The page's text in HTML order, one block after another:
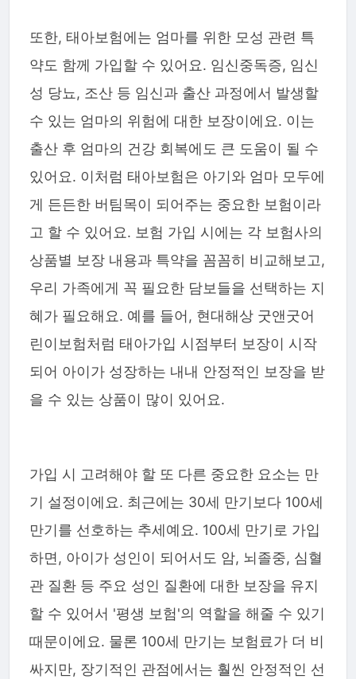
또한, 태아보험에는 엄마를 위한 모성 관련 특
약도 함께 가입할 수 있어요. 임신중독증, 임신
성 당뇨, 조산 등 임신과 출산 과정에서 발생할
수 있는 엄마의 위험에 대한 보장이에요. 이는
출산 후 엄마의 건강 회복에도 큰 도움이 될 수
있어요. 이처럼 태아보험은 아기와 엄마 모두에
게 든든한 버팀목이 되어주는 중요한 보험이라
고 할 수 있어요. 보험 가입 시에는 각 보험사의
상품별 보장 내용과 특약을 꼼꼼히 비교해보고,
우리 가족에게 꼭 필요한 담보들을 선택하는 지
혜가 필요해요. 예를 들어, 현대해상 굿앤굿어
린이보험처럼 태아가입 시점부터 보장이 시작
되어 아이가 성장하는 내내 안정적인 보장을 받
을 수 있는 상품이 많이 있어요.
가입 시 고려해야 할 또 다른 중요한 요소는 만
기 설정이에요. 최근에는 30세 만기보다 100세
만기를 선호하는 추세예요. 100세 만기로 가입
하면, 아이가 성인이 되어서도 암, 뇌졸중, 심혈
관 질환 등 주요 성인 질환에 대한 보장을 유지
할 수 있어서 '평생 보험'의 역할을 해줄 수 있기
때문이에요. 물론 100세 만기는 보험료가 더 비
싸지만, 장기적인 관점에서는 훨씬 안정적인 선